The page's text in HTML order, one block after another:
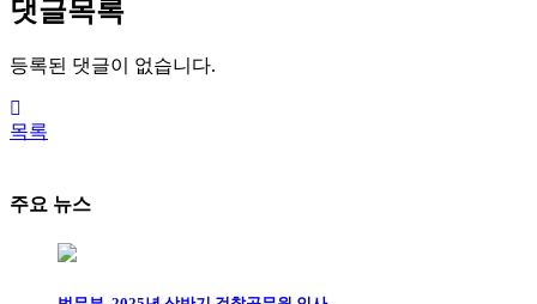
댓글목록
등록된 댓글이 없습니다.
목록
주요 뉴스